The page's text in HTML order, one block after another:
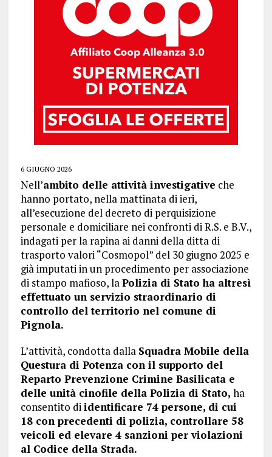
6 GIUGNO 2026
Nell’ambito delle attività investigative che
hanno portato, nella mattinata di ieri,
all’esecuzione del decreto di perquisizione
personale e domiciliare nei confronti di R.S. e B.V.,
indagati per la rapina ai danni della ditta di
trasporto valori “Cosmopol” del 30 giugno 2025 e
già imputati in un procedimento per associazione
di stampo mafioso, laPolizia di Stato ha altresì
effettuato un servizio straordinario di
controllo del territorio nel comune di
Pignola.
L’attività, condotta dalla Squadra Mobile della
Questura di Potenza con il supporto del
Reparto Prevenzione Crimine Basilicata e
delle unità cinofile della Polizia di Stato, ha
consentito diidentificare 74 persone, di cui
18 con precedenti di polizia, controllare 58
veicoli ed elevare 4 sanzioni per violazioni
al Codice della Strada.